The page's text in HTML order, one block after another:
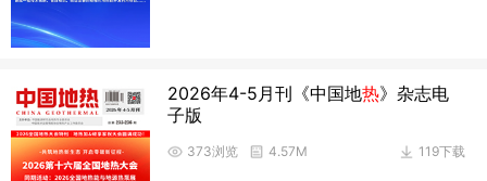
2026年4-5月刊《中国地热》杂志电
子版
119下载
373浏览 4.57M